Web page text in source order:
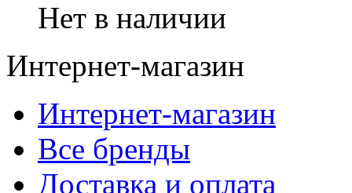
Нет в наличии
Интернет-магазин
Интернет-магазин
Все бренды
Доставка и оплата